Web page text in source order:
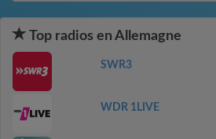
Top radios en Allemagne
SWR3
WDR 1LIVE